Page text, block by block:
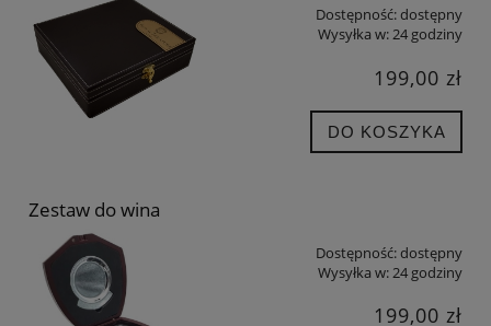
Dostępność:dostępny
Wysyłka w:24 godziny
199,00 zł
DO KOSZYKA
Zestaw do wina
Dostępność:dostępny
Wysyłka w:24 godziny
199,00 zł